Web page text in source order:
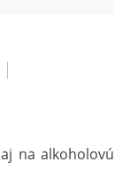
na alkoholovú